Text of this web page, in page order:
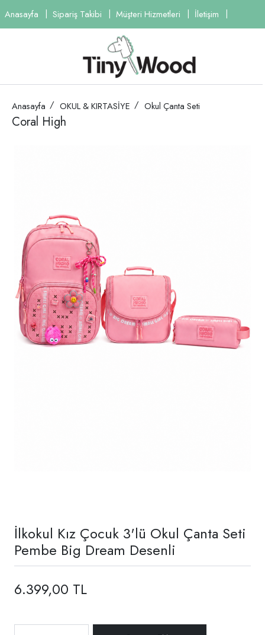
Anasayfa Sipariş Takibi Müşteri Hizmetleri İletişim
Anasayfa OKUL & KIRTASİYE Okul Çanta Seti
Coral High
İlkokul Kız Çocuk 3'lü Okul Çanta Seti
Pembe Big Dream Desenli
6.399,00 TL